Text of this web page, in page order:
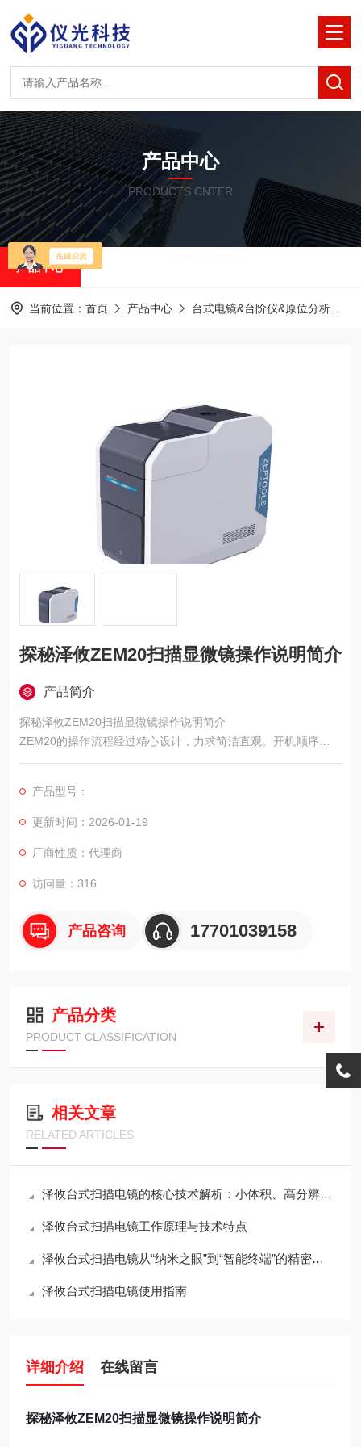
产品中心
PRODUCTS CNTER
产品中心
当前位置： 首页 产品中心 台式电镜&台阶仪&原位分析
探秘泽攸ZEM20扫描显微镜操作说明简介
产品简介
探秘泽攸ZEM20扫描显微镜操作说明简介
ZEM20的操作流程经过精心设计，力求简洁直观。开机顺序依次
为：打开主机电源、启动计算机、运行控制软件。软件启动后会
点击软件中的“放气“按钮，待样品室气压与外界平衡后，轻轻拉
开舱门，将样品座放置在样品台上，顺时针旋转锁定即可。
产品型号：
更新时间：2026-01-19
厂商性质：代理商
访问量：316
产品咨询 17701039158
产品分类
PRODUCT CLASSIFICATION
相关文章
RELATED ARTICLES
泽攸台式扫描电镜的核心技术解析：小体积、高分辨率与桌面化的如何兼得？
泽攸台式扫描电镜工作原理与技术特点
泽攸台式扫描电镜从“纳米之眼”到“智能终端”的精密架构
泽攸台式扫描电镜使用指南
详细介绍 在线留言
探秘泽攸ZEM20扫描显微镜操作说明简介